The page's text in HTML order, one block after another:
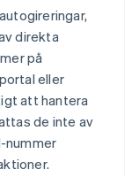
direkta
på
eller
att hantera
de inte av
nummer